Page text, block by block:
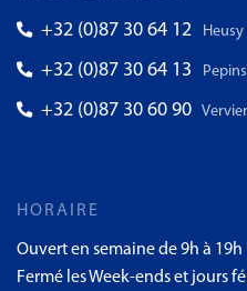
+32 (0)87 30 64 12 Heusy
+32 (0)87 30 64 13
+32 (0)87 30 60 90
HORAIRE
Ouvert en semaine de 9h à 19h
Fermé les Week-ends et jours